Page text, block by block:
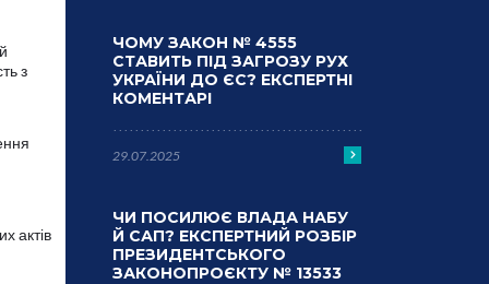
з
актів
ЧОМУ ЗАКОН № 4555
СТАВИТЬ ПІД ЗАГРОЗУ РУХ
УКРАЇНИ ДО ЄС? ЕКСПЕРТНІ
КОМЕНТАРІ
29.07.2025
ЧИ ПОСИЛЮЄ ВЛАДА НАБУ
Й САП? ЕКСПЕРТНИЙ РОЗБІР
ПРЕЗИДЕНТСЬКОГО
ЗАКОНОПРОЄКТУ № 13533